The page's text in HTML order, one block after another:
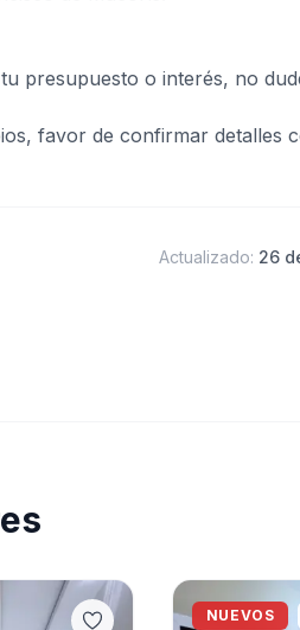
presupuesto o interés, no
favor de confirmar detalles
Actualizado: 26
NUEVOS